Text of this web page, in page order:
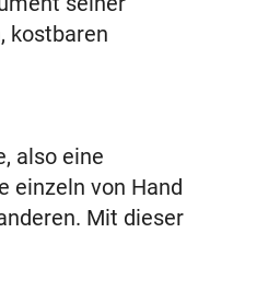
kostbaren
also eine
einzeln von Hand
Mit dieser